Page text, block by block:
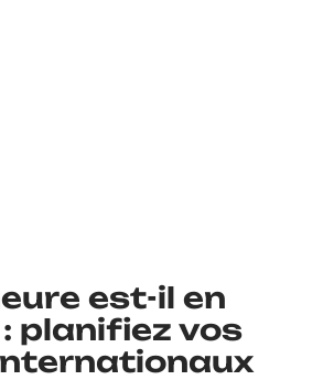
est-il en
planifiez vos